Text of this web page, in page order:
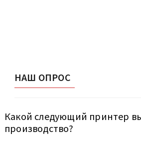
НАШ ОПРОС
Какой следующий принтер
производство?